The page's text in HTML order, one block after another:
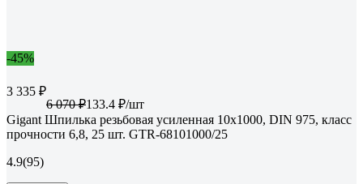
-45%
3 335 ₽
6 070 ₽133.4 ₽/шт
Gigant Шпилька резьбовая усиленная 10x1000, DIN 975, класс
прочности 6,8, 25 шт. GTR-68101000/25
4.9(95)